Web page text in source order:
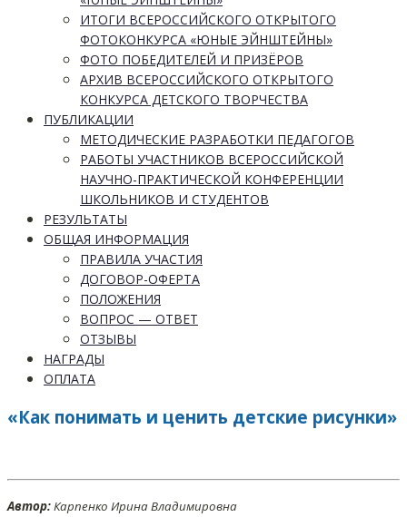
ИТОГИ ВСЕРОССИЙСКОГО ОТКРЫТОГО
ФОТОКОНКУРСА «ЮНЫЕ ЭЙНШТЕЙНЫ»
ФОТО ПОБЕДИТЕЛЕЙ И ПРИЗЁРОВ
АРХИВ ВСЕРОССИЙСКОГО ОТКРЫТОГО
КОНКУРСА ДЕТСКОГО ТВОРЧЕСТВА
ПУБЛИКАЦИИ
МЕТОДИЧЕСКИЕ РАЗРАБОТКИ ПЕДАГОГОВ
РАБОТЫ УЧАСТНИКОВ ВСЕРОССИЙСКОЙ
НАУЧНО-ПРАКТИЧЕСКОЙ КОНФЕРЕНЦИИ
ШКОЛЬНИКОВ И СТУДЕНТОВ
РЕЗУЛЬТАТЫ
ОБЩАЯ ИНФОРМАЦИЯ
ПРАВИЛА УЧАСТИЯ
ДОГОВОР-ОФЕРТА
ПОЛОЖЕНИЯ
ВОПРОС — ОТВЕТ
ОТЗЫВЫ
НАГРАДЫ
ОПЛАТА
«Как понимать и ценить детские рисунки»
Автор:Карпенко Ирина Владимировна